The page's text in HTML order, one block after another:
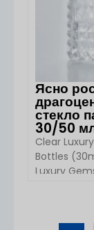
Ясно
стекло
30/50
Clear
Bottles
Luxury